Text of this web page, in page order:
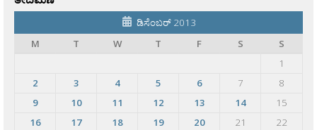
ಡಿಸೆಂಬರ್ 2013
M
T W T F S
S
1
2
3 4 5 6 7
8
9
10 11 12 13 14
15
16
17 18 19 20 21
22